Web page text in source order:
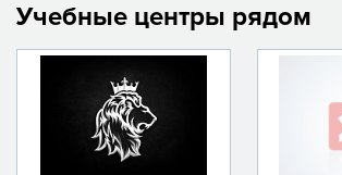
Учебные центры рядом